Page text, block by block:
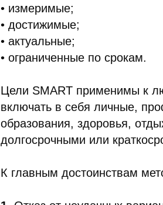
• измеримые;
• достижимые;
• актуальные;
• ограниченные по срокам.
Цели SMART применимы к
включать в себя личные,
образования, здоровья,
долгосрочными или
К главным достоинствам